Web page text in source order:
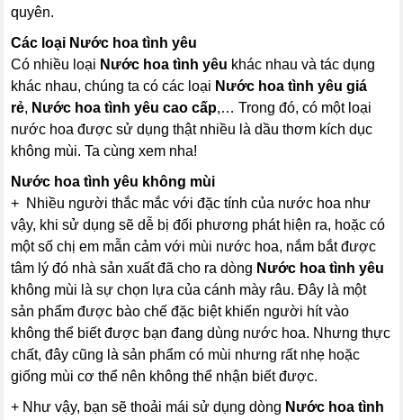
quyên.
Các loại Nước hoa tình yêu
Có nhiều loại Nước hoa tình yêu khác nhau và tác dụng
khác nhau, chúng ta có các loại Nước hoa tình yêu giá
rẻ, Nước hoa tình yêu cao cấp,… Trong đó, có một loại
nước hoa được sử dụng thật nhiều là dầu thơm kích dục
không mùi. Ta cùng xem nha!
Nước hoa tình yêu không mùi
+ Nhiều người thắc mắc với đặc tính của nước hoa như
vậy, khi sử dụng sẽ dễ bị đối phương phát hiện ra, hoặc có
một số chị em mẫn cảm với mùi nước hoa, nắm bắt được
tâm lý đó nhà sản xuất đã cho ra dòng Nước hoa tình yêu
không mùi là sự chọn lựa của cánh mày râu. Đây là một
sản phẩm được bào chế đặc biệt khiến người hít vào
không thể biết được bạn đang dùng nước hoa. Nhưng thực
chất, đây cũng là sản phẩm có mùi nhưng rất nhẹ hoặc
giống mùi cơ thể nên không thể nhận biết được.
+ Như vậy, bạn sẽ thoải mái sử dụng dòng Nước hoa tình